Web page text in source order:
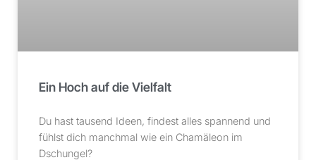
Ein Hoch auf die Vielfalt
Du hast tausend Ideen, findest alles spannend und
fühlst dich manchmal wie ein Chamäleon im
Dschungel?